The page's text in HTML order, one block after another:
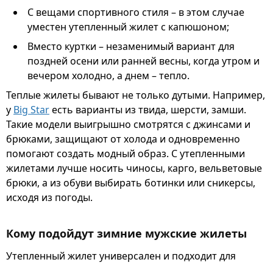
С вещами спортивного стиля – в этом случае
уместен утепленный жилет с капюшоном;
Вместо куртки – незаменимый вариант для
поздней осени или ранней весны, когда утром и
вечером холодно, а днем – тепло.
Теплые жилеты бывают не только дутыми. Например,
у Big Starесть варианты из твида, шерсти, замши.
Такие модели выигрышно смотрятся с джинсами и
брюками, защищают от холода и одновременно
помогают создать модный образ. С утепленными
жилетами лучше носить чиносы, карго, вельветовые
брюки, а из обуви выбирать ботинки или сникерсы,
исходя из погоды.
Кому подойдут зимние мужские жилеты
Утепленный жилет универсален и подходит для